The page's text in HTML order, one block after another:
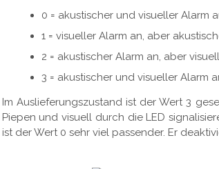
0 = akustischer und visueller Alarm
1 = visueller Alarm an, aber
2 = akustischer Alarm an, aber
3 = akustischer und visueller Alarm
Im Auslieferungszustand ist der Wert 3
Piepen und visuell durch die LED
ist der Wert 0 sehr viel passender. Er